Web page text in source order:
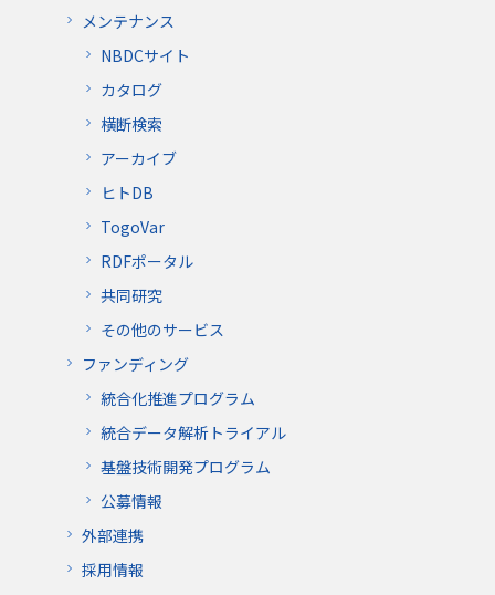
メンテナンス
NBDCサイト
カタログ
横断検索
アーカイブ
ヒトDB
TogoVar
RDFポータル
共同研究
その他のサービス
ファンディング
統合化推進プログラム
統合データ解析トライアル
基盤技術開発プログラム
公募情報
外部連携
採用情報